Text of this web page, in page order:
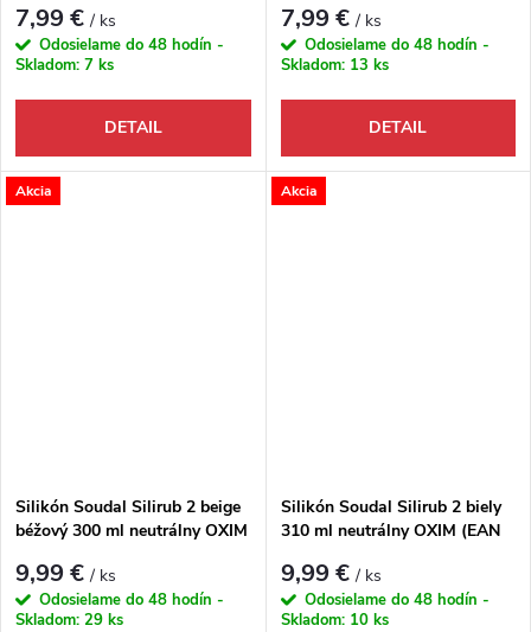
7,99 €/ ks
Odosielame do 48 hodín -
Skladom: 7 ks
DETAIL
7,99 €/ ks
Odosielame do 48 hodín -
Skladom: 13 ks
DETAIL
Akcia
Silikón Soudal Silirub 2 beige
béžový 300 ml neutrálny OXIM
9,99 €/ ks
Odosielame do 48 hodín -
Skladom: 29 ks
Akcia
Silikón Soudal Silirub 2 biely
310 ml neutrálny OXIM (EAN
9,99 €/ ks
Odosielame do 48 hodín -
Skladom: 10 ks